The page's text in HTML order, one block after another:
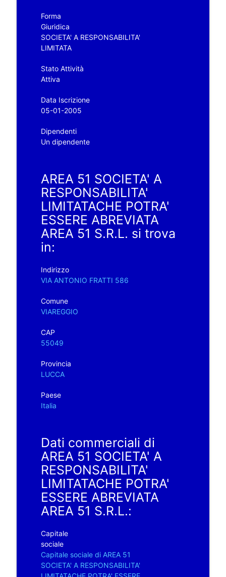
Forma
Giuridica
SOCIETA' A RESPONSABILITA'
LIMITATA
Stato Attività
Attiva
Data Iscrizione
05-01-2005
Dipendenti
Un dipendente
AREA 51 SOCIETA' A
RESPONSABILITA'
LIMITATACHE POTRA'
ESSERE ABREVIATA
AREA 51 S.R.L. si trova
in:
Indirizzo
VIA ANTONIO FRATTI 586
Comune
VIAREGGIO
CAP
55049
Provincia
LUCCA
Paese
Italia
Dati commerciali di
AREA 51 SOCIETA' A
RESPONSABILITA'
LIMITATACHE POTRA'
ESSERE ABREVIATA
AREA 51 S.R.L.:
Capitale
sociale
Capitale sociale di AREA 51
SOCIETA' A RESPONSABILITA'